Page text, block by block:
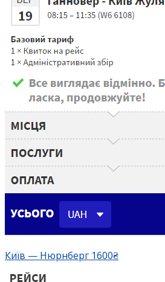
Київ — Нюрнберг 1600₴